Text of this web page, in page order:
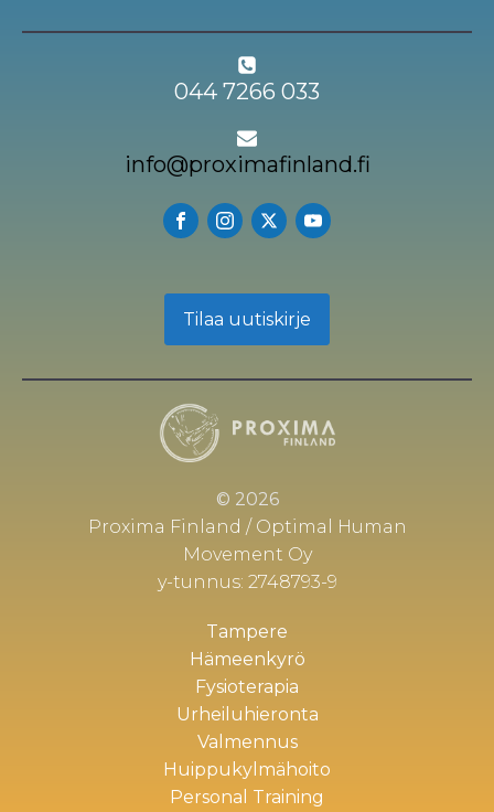
044 7266 033
info@proximafinland.fi
Tilaa uutiskirje
© 2026
Proxima Finland / Optimal Human
Movement Oy
y-tunnus: 2748793-9
Tampere
Hämeenkyrö
Fysioterapia
Urheiluhieronta
Valmennus
Huippukylmähoito
Personal Training